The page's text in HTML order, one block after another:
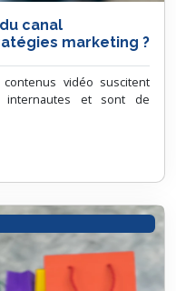
canal
marketing ?
vidéo suscitent
internautes et sont de